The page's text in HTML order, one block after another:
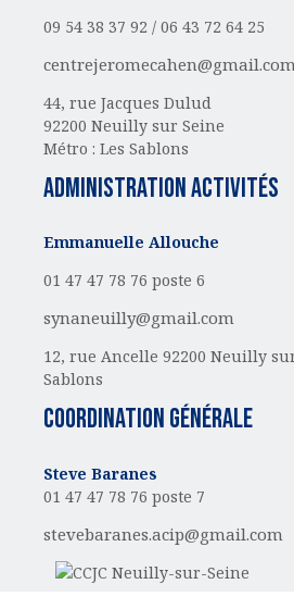
09 54 38 37 92 / 06 43 72 64 25
centrejeromecahen@gmail.com
44, rue Jacques Dulud
92200 Neuilly sur Seine
Métro : Les Sablons
administration activités
Emmanuelle Allouche
01 47 47 78 76 poste 6
synaneuilly@gmail.com
12, rue Ancelle 92200 Neuilly
Sablons
Coordination générale
Steve Baranes
01 47 47 78 76 poste 7
stevebaranes.acip@gmail.com